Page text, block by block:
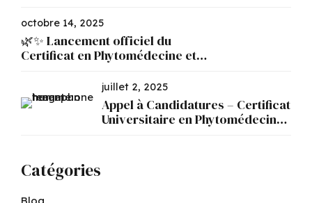
octobre 14, 2025
🌿✨ Lancement officiel du
Certificat en Phytomédecine et
juillet 2, 2025
Appel à Candidatures – Certificat
Universitaire en Phytomédecine
Catégories
Blog